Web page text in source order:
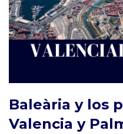
Baleària y los
Valencia y